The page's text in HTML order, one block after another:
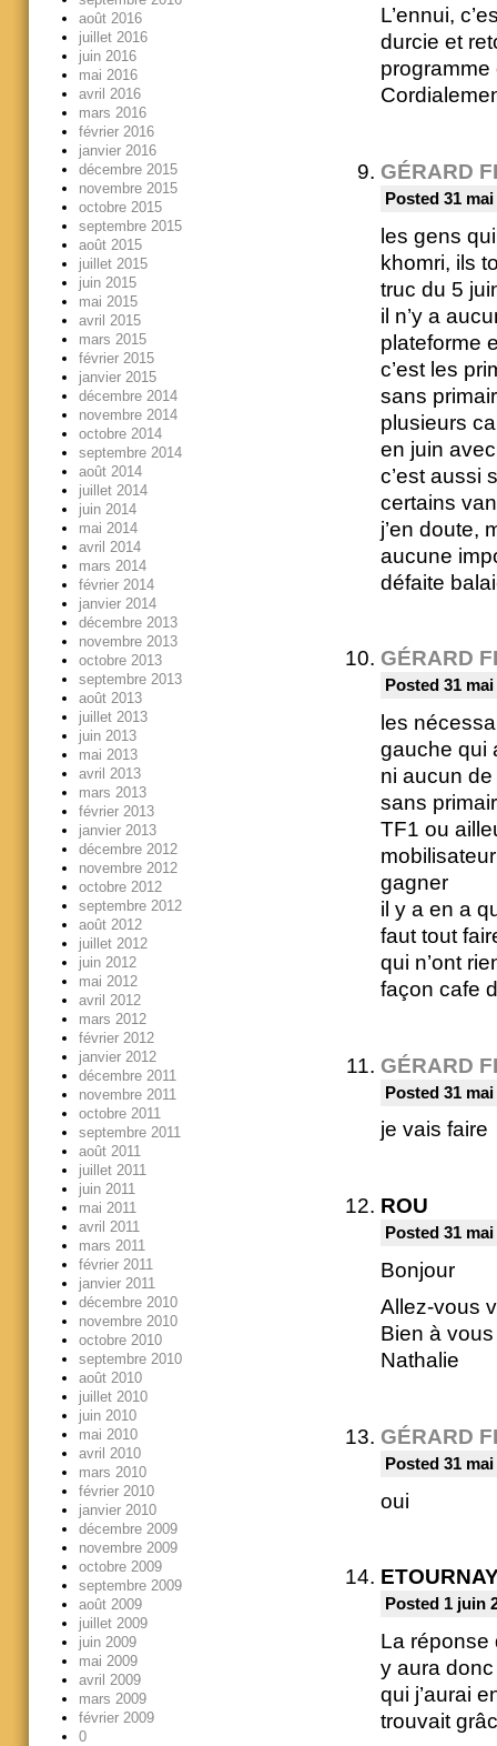
L’ennui,
durcie et
programme
GÉRARD
Posted 31
les gens
khomri, ils
truc du 5
il n’y a
plateforme
c’est les
sans
plusieurs
en juin
c’est aussi
certains
j’en doute,
aucune
défaite
GÉRARD
Posted 31
les
gauche qui
ni aucun de
sans
TF1 ou
gagner
il y a en a
faut tout
qui n’ont
façon cafe
GÉRARD
Posted 31
je vais faire
ROU
Posted 31
Bonjour
Allez-vous
Bien à vous
Nathalie
GÉRARD
Posted 31
oui
Posted 1 juin
La réponse
y aura
qui j’aurai
trouvait
août 2016
juillet 2016
juin 2016
mai 2016
avril 2016
mars 2016
février 2016
janvier 2016
décembre 2015
novembre 2015
octobre 2015
septembre 2015
août 2015
juillet 2015
juin 2015
mai 2015
avril 2015
mars 2015
février 2015
janvier 2015
décembre 2014
novembre 2014
octobre 2014
septembre 2014
août 2014
juillet 2014
juin 2014
mai 2014
avril 2014
mars 2014
février 2014
janvier 2014
décembre 2013
novembre 2013
octobre 2013
septembre 2013
août 2013
juillet 2013
juin 2013
mai 2013
avril 2013
mars 2013
février 2013
janvier 2013
décembre 2012
novembre 2012
octobre 2012
septembre 2012
août 2012
juillet 2012
juin 2012
mai 2012
avril 2012
mars 2012
février 2012
janvier 2012
décembre 2011
novembre 2011
octobre 2011
septembre 2011
août 2011
juillet 2011
juin 2011
mai 2011
avril 2011
mars 2011
février 2011
janvier 2011
décembre 2010
novembre 2010
octobre 2010
septembre 2010
août 2010
juillet 2010
juin 2010
mai 2010
avril 2010
mars 2010
février 2010
janvier 2010
décembre 2009
novembre 2009
octobre 2009
septembre 2009
août 2009
juillet 2009
juin 2009
mai 2009
avril 2009
mars 2009
février 2009
0